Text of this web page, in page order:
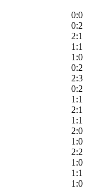
0:0
0:2
2:1
1:1
1:0
0:2
2:3
0:2
1:1
2:1
1:1
2:0
1:0
2:2
1:0
1:1
1:0